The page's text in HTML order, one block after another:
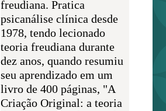
freudiana. Pratica
psicanálise clínica desde
1978, tendo lecionado
teoria freudiana durante
dez anos, quando resumiu
seu aprendizado em um
livro de 400 páginas, "A
Criação Original: a teoria